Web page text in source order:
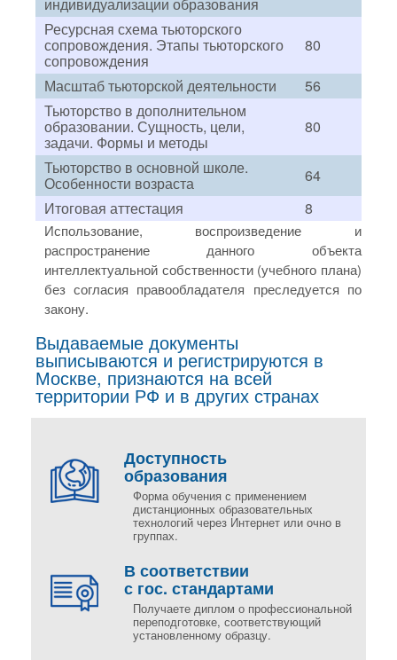
Ресурсная схема тьюторского
сопровождения. Этапы тьюторского
сопровождения
80
Масштаб тьюторской деятельности
56
Тьюторство в дополнительном
образовании. Сущность, цели,
задачи. Формы и методы
80
Тьюторство в основной школе.
Особенности возраста
64
Итоговая аттестация
8
Использование, воспроизведение и
распространение данного объекта
интеллектуальной собственности (учебного плана)
без согласия правообладателя преследуется по
закону.
Выдаваемые документы
выписываются и регистрируются в
Москве, признаются на всей
территории РФ и в других странах
Доступность
образования
Форма обучения с применением
дистанционных образовательных
технологий через Интернет или очно в
группах.
В соответствии
с гос. стандартами
Получаете диплом о профессиональной
переподготовке, соответствующий
установленному образцу.